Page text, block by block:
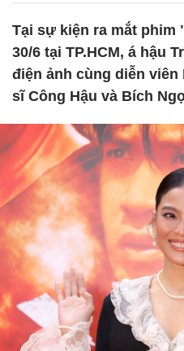
Tại sự kiện ra mắt phim
30/6 tại TP.HCM, á hậu
điện ảnh cùng diễn viên
sĩ Công Hậu và Bích